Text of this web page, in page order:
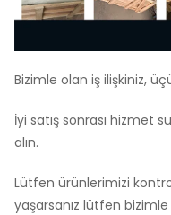
Bizimle olan iş ilişkiniz,
İyi satış sonrası hizmet
alın.
Lütfen ürünlerimizi
yaşarsanız lütfen